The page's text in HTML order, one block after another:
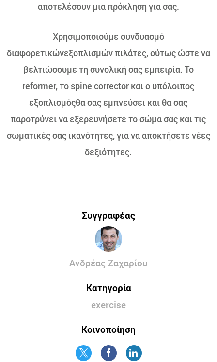
αποτελέσουν μια πρόκληση για σας.
Χρησιμοποιούμε συνδυασμό
διαφορετικώνεξοπλισμών πιλάτες, ούτως ώστε να
βελτιώσουμε τη συνολική σας εμπειρία. Το
reformer, το spine corrector και ο υπόλοιπος
εξοπλισμόςθα σας εμπνεύσει και θα σας
παροτρύνει να εξερευνήσετε το σώμα σας και τις
σωματικές σας ικανότητες, για να αποκτήσετε νέες
δεξιότητες.
Συγγραφέας
Ανδρέας Ζαχαρίου
Κατηγορία
exercise
Κοινοποίηση